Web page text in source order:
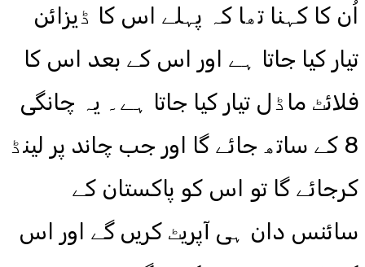
اُن کا کہنا تھا کہ پہلے اس کا ڈیزائن
تیار کیا جاتا ہے اور اس کے بعد اس کا
فلائٹ ماڈل تیار کیا جاتا ہے۔ یہ چانگی
8 کے ساتھ جائے گا اور جب چاند پر لینڈ
کرجائے گا تو اس کو پاکستان کے
سائنس دان ہی آپریٹ کریں گے اور اس